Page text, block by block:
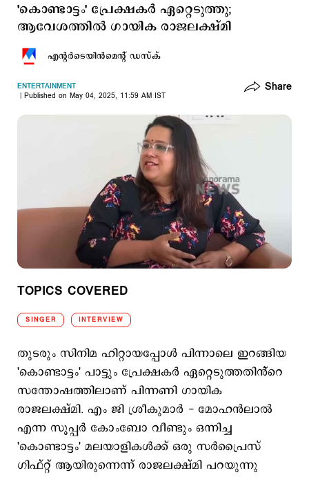
'കൊണ്ടാട്ടം' പ്രേക്ഷകര്‍ ഏറ്റെടുത്തു;
ആവേശത്തില്‍ ഗായിക രാജലക്ഷ്മി
എന്‍റര്‍ടെയിന്‍മെന്‍റ് ഡസ്ക്
ENTERTAINMENT
Published on May 04, 2025, 11:59 AM IST
Share
TOPICS COVERED
SINGER INTERVIEW
തുടരും സിനിമ ഹിറ്റായപ്പോൾ പിന്നാലെ ഇറങ്ങിയ
'കൊണ്ടാട്ടം' പാട്ടും പ്രേക്ഷകർ ഏറ്റെടുത്തതിൻ്റെ
സന്തോഷത്തിലാണ് പിന്നണി ഗായിക
രാജലക്ഷ്മി. എം ജി ശ്രീകുമാർ - മോഹൻലാൽ
എന്ന സൂപ്പർ കോംബോ വീണ്ടും ഒന്നിച്ച
'കൊണ്ടാട്ടം' മലയാളികൾക്ക് ഒരു സർപ്രൈസ്
ഗിഫ്റ്റ് ആയിരുന്നെന്ന് രാജലക്ഷ്മി പറയുന്നു